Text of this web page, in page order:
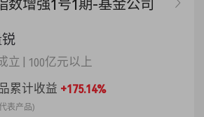
取【20】%作为业绩报酬。固定计
份额锁定期内的基金份额不在固
计提日提取业绩报酬),本基金在固
份额的方式提取本基金管理人于
绩报酬计提基准日计提业绩报酬
数增强1号1期-基金公司
立
100亿元以上
累计收益 +175.14%
表产品)